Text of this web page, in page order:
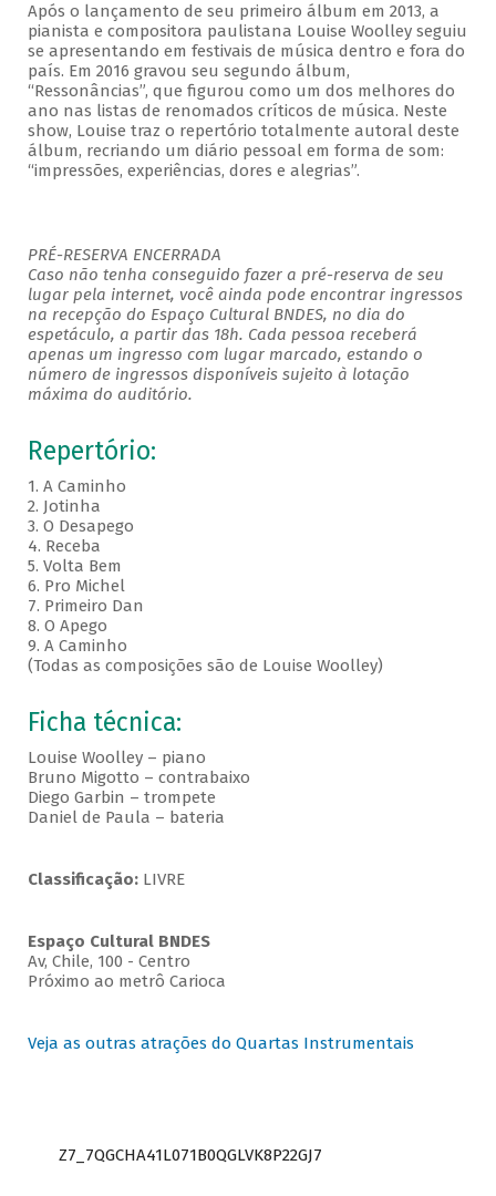
Após o lançamento de seu primeiro álbum em 2013, a
pianista e compositora paulistana Louise Woolley seguiu
se apresentando em festivais de música dentro e fora do
país. Em 2016 gravou seu segundo álbum,
“Ressonâncias”, que figurou como um dos melhores do
ano nas listas de renomados críticos de música. Neste
show, Louise traz o repertório totalmente autoral deste
álbum, recriando um diário pessoal em forma de som:
“impressões, experiências, dores e alegrias”.
PRÉ-RESERVA ENCERRADA
Caso não tenha conseguido fazer a pré-reserva de seu
lugar pela internet, você ainda pode encontrar ingressos
na recepção do Espaço Cultural BNDES, no dia do
espetáculo, a partir das 18h. Cada pessoa receberá
apenas um ingresso com lugar marcado, estando o
número de ingressos disponíveis sujeito à lotação
máxima do auditório.
Repertório:
1. A Caminho
2. Jotinha
3. O Desapego
4. Receba
5. Volta Bem
6. Pro Michel
7. Primeiro Dan
8. O Apego
9. A Caminho
(Todas as composições são de Louise Woolley)
Ficha técnica:
Louise Woolley – piano
Bruno Migotto – contrabaixo
Diego Garbin – trompete
Daniel de Paula – bateria
Classificação:LIVRE
Espaço Cultural BNDES
Av, Chile, 100 - Centro
Próximo ao metrô Carioca
Veja as outras atrações do Quartas Instrumentais
Z7_7QGCHA41L071B0QGLVK8P22GJ7